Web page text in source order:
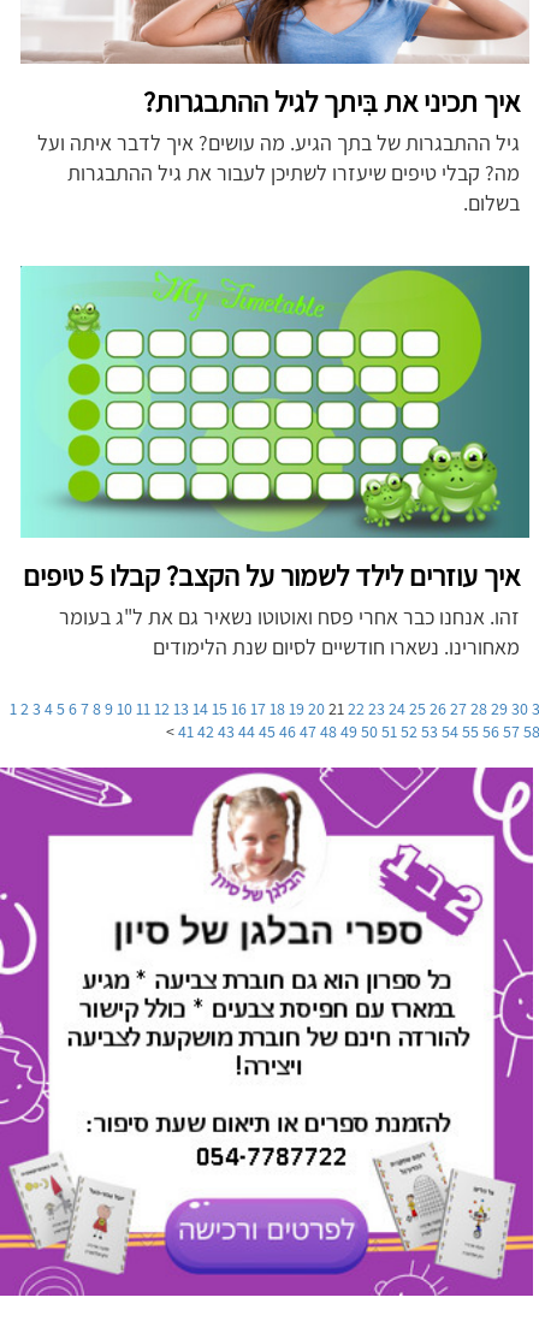
איך תכיני את בִּיתך לגיל ההתבגרות?
גיל ההתבגרות של בתך הגיע. מה עושים? איך לדבר איתה ועל
מה? קבלי טיפים שיעזרו לשתיכן לעבור את גיל ההתבגרות
בשלום.
איך עוזרים לילד לשמור על הקצב? קבלו 5 טיפים
זהו. אנחנו כבר אחרי פסח ואוטוטו נשאיר גם את ל"ג בעומר
מאחורינו. נשארו חודשיים לסיום שנת הלימודים
123456789101112131415161718192021222324252627282930
414243444546474849505152535455565758
>